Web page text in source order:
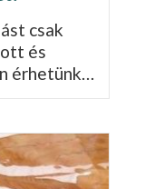
csak
és
érhetünk…